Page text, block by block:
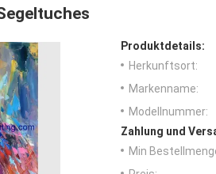
Produktdetails:
Herkunftsort:
Markenname:
Modellnummer:
Zahlung und
Min